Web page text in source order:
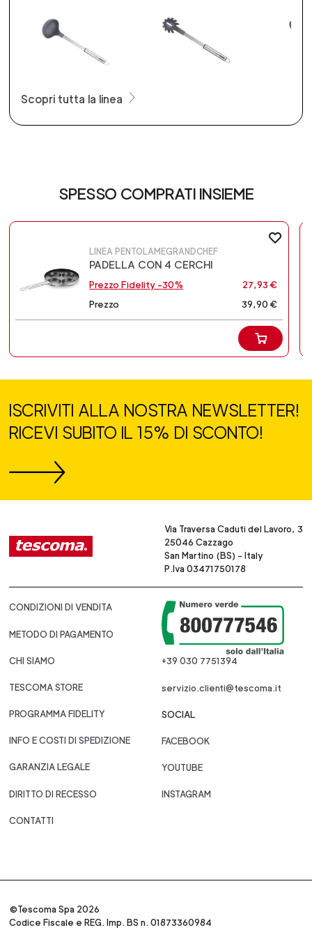
Scopri tutta la linea
SPESSO COMPRATI INSIEME
LINEA PENTOLAMEGRANDCHEF
PADELLA CON 4 CERCHI
Prezzo Fidelity -30%
27,93 €
Prezzo
39,90 €
ISCRIVITI ALLA NOSTRA NEWSLETTER!
RICEVI SUBITO IL 15% DI SCONTO!
Via Traversa Caduti del Lavoro, 3
25046 Cazzago
San Martino (BS) - Italy
P.Iva 03471750178
CONDIZIONI DI VENDITA
METODO DI PAGAMENTO
CHI SIAMO
TESCOMA STORE
PROGRAMMA FIDELITY
INFO E COSTI DI SPEDIZIONE
GARANZIA LEGALE
DIRITTO DI RECESSO
CONTATTI
+39 030 7751394
servizio.clienti@tescoma.it
SOCIAL
FACEBOOK
YOUTUBE
INSTAGRAM
©Tescoma Spa 2026
Codice Fiscale e REG. Imp. BS n. 01873360984